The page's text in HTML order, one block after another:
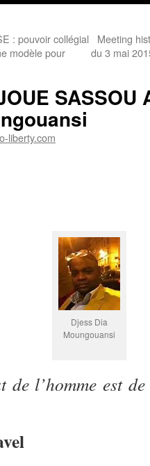
: pouvoir collégial
modèle pour
Meeting
du 3 mai
SASSOU
liberty.com
Djess Dia
Moungouansi
de l’homme est